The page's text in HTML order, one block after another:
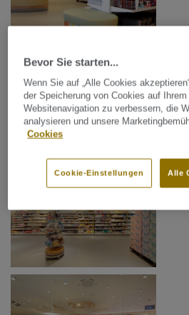
Bevor Sie starten...
Wenn Sie auf „Alle Cookies
der Speicherung von Cookies auf
Websitenavigation zu verbessern, die
analysieren und unsere
Cookies
Alle
Cookie-Einstellungen